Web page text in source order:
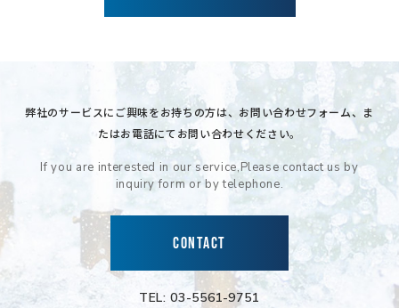
弊社のサービスにご興味をお持ちの方は、 お問い合わせフォーム、ま
たはお電話にてお問い合わせください。
If you are interested in our service,Please contact us by
inquiry form or by telephone.
CONTACT
TEL: 03-5561-9751